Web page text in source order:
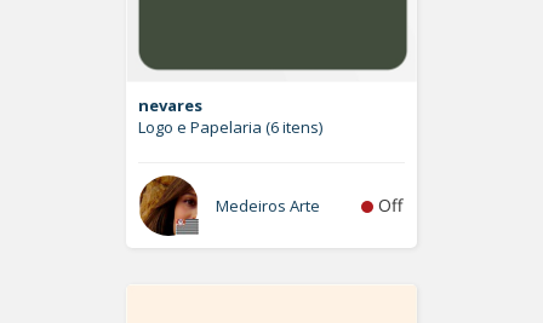
nevares
Logo e Papelaria (6 itens)
Medeiros Arte Off